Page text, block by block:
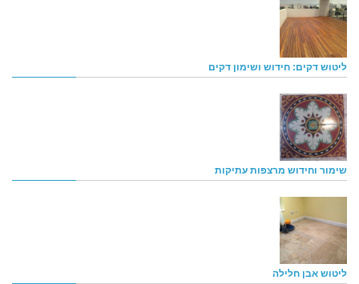
ליטוש דקים: חידוש ושימון דקים
שימור וחידוש מרצפות עתיקות
ליטוש אבן חלילה